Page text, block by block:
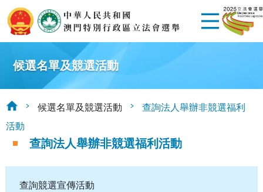
候選名單及競選活動
候選名單及競選活動
查詢法人舉辦非競選福利
活動
查詢法人舉辦非競選福利活動
查詢競選宣傳活動